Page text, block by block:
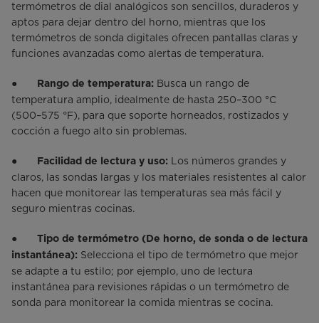
termómetros de dial analógicos son sencillos, duraderos y
aptos para dejar dentro del horno, mientras que los
termómetros de sonda digitales ofrecen pantallas claras y
funciones avanzadas como alertas de temperatura.
● Rango de temperatura: Busca un rango de
temperatura amplio, idealmente de hasta 250–300 °C
(500–575 °F), para que soporte horneados, rostizados y
cocción a fuego alto sin problemas.
● Facilidad de lectura y uso: Los números grandes y
claros, las sondas largas y los materiales resistentes al calor
hacen que monitorear las temperaturas sea más fácil y
seguro mientras cocinas.
● Tipo de termómetro (De horno, de sonda o de lectura
instantánea): Selecciona el tipo de termómetro que mejor
se adapte a tu estilo; por ejemplo, uno de lectura
instantánea para revisiones rápidas o un termómetro de
sonda para monitorear la comida mientras se cocina.